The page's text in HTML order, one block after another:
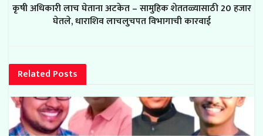
कृषी अधिकारी लाच घेताना अटकेत – सामुहिक शेततळ्यासाठी 20 हजार
घेतले, धाराशिव लाचलुचपत विभागाची कारवाई
Related Posts